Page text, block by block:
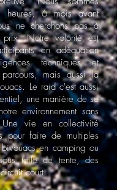
heures, 6 mois avant
ne cherchons pas à
prix. Notre volonté est
en adéquation
techniques et
mais aussi la
Le raid c'est aussi
une manière de se
environnement sans
vie en collectivité
pour faire de multiples
en camping ou
toile de tente, des
court.